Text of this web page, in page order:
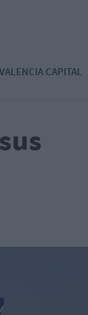
VALENCIA CAPITAL